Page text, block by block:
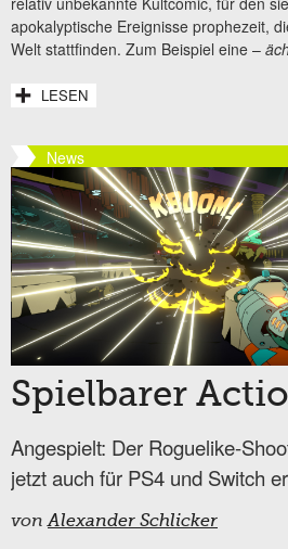
apokalyptische Ereignisse prophezeit,
Welt stattfinden. Zum Beispiel eine –
LESEN
News
Spielbarer
Angespielt: Der Roguelike-
jetzt auch für PS4 und Switch
vonAlexander Schlicker